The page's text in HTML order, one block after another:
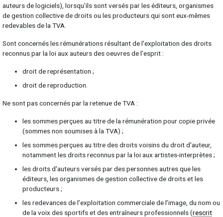
auteurs de logiciels), lorsqu'ils sont versés par les éditeurs, organismes
de gestion collective de droits ou les producteurs qui sont eux-mêmes
redevables de la TVA.
Sont concernés les rémunérations résultant de l'exploitation des droits
reconnus par la loi aux auteurs des oeuvres de l'esprit :
droit de représentation ;
droit de reproduction.
Ne sont pas concernés par la retenue de TVA :
les sommes perçues au titre de la rémunération pour copie privée
(sommes non soumises à la TVA) ;
les sommes perçues au titre des droits voisins du droit d'auteur,
notamment les droits reconnus par la loi aux artistes-interprètes ;
les droits d'auteurs versés par des personnes autres que les
éditeurs, les organismes de gestion collective de droits et les
producteurs ;
les redevances de l’exploitation commerciale de l’image, du nom ou
de la voix des sportifs et des entraîneurs professionnels (rescrit